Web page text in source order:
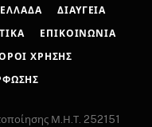
ΔΙΑΎΓΕΙΑ
ΕΠΙΚΟΙΝΩΝΊΑ
ΧΡΉΣΗΣ
Μ.Η.Τ. 252151